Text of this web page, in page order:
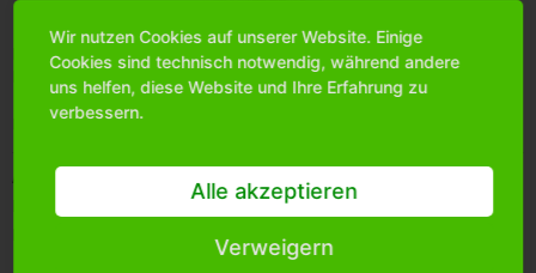
Bittemelden Sie sich an, um mehr Informationen über das
Produkt zu erhalten.
Merken
Artikel-Nr.:
305
36
Wir nutzen Cookies auf unserer Website. Einige
Cookies sind technisch notwendig, während andere
uns helfen, diese Website und Ihre Erfahrung zu
verbessern.
Alle akzeptieren
Verweigern